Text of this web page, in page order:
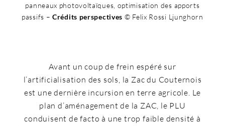
panneaux photovoltaïques, optimisation des apports
passifs –Crédits perspectives © Felix Rossi Ljunghorn
Avant un coup de frein espéré sur
l’artificialisation des sols, la Zac du Couternois
est une dernière incursion en terre agricole. Le
plan d’aménagement de la ZAC, le PLU
conduisent de facto à une trop faible densité à